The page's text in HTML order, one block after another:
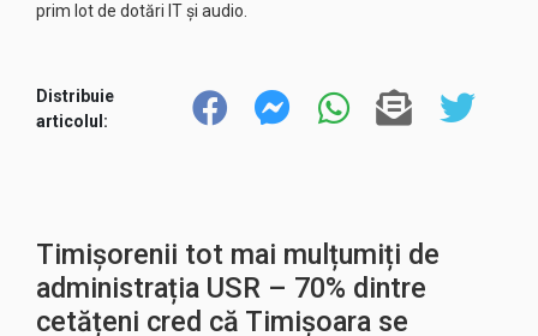
prim lot de dotări IT și audio.
Distribuie
articolul:
Timișorenii tot mai mulțumiți de
administrația USR – 70% dintre
cetățeni cred că Timișoara se